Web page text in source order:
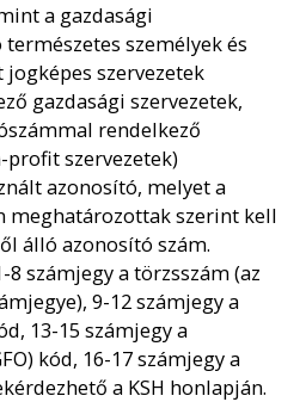
a gazdasági
személyek és
szervezetek
gazdasági szervezetek,
rendelkező
profit szervezetek)
azonosító, melyet a
meghatározottak szerint kell
álló azonosító szám.
8 számjegy a törzsszám (az
9-12 számjegy a
13-15 számjegy a
kód, 16-17 számjegy a
a KSH honlapján.